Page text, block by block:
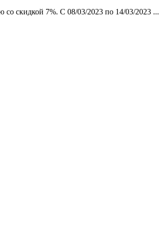
скидкой 7%. С 08/03/2023 по 14/03/2023 ...